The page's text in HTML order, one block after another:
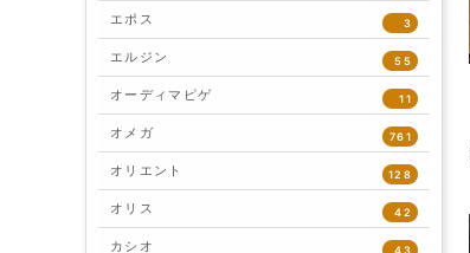
エポス 3
エルジン 55
オーディマピゲ 11
オメガ 761
オリエント 128
オリス 42
カシオ 43